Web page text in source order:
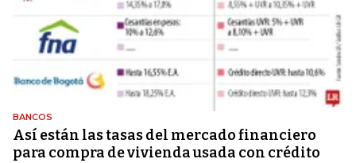
BANCOS
Así están las tasas del mercado financiero
para compra de vivienda usada con crédito